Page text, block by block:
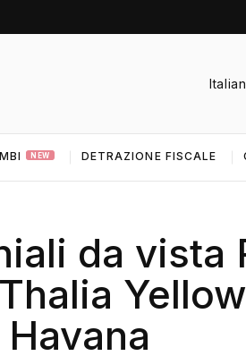
L
n
g
u
NEW DETRAZIONE FISCALE
da vista